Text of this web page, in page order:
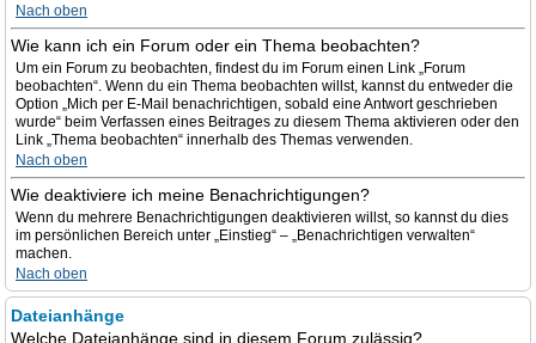
Nach oben
Wie kann ich ein Forum oder ein Thema beobachten?
Um ein Forum zu beobachten, findest du im Forum einen Link „Forum
beobachten“. Wenn du ein Thema beobachten willst, kannst du entweder die
Option „Mich per E-Mail benachrichtigen, sobald eine Antwort geschrieben
wurde“ beim Verfassen eines Beitrages zu diesem Thema aktivieren oder den
Link „Thema beobachten“ innerhalb des Themas verwenden.
Nach oben
Wie deaktiviere ich meine Benachrichtigungen?
Wenn du mehrere Benachrichtigungen deaktivieren willst, so kannst du dies
im persönlichen Bereich unter „Einstieg“ – „Benachrichtigen verwalten“
machen.
Nach oben
Dateianhänge
Welche Dateianhänge sind in diesem Forum zulässig?